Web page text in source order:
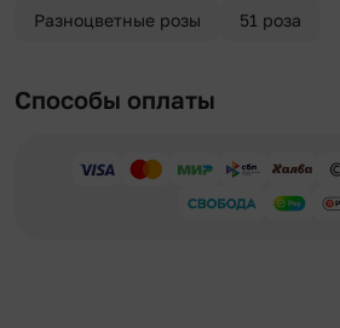
Разноцветные розы 51 роза
Способы оплаты